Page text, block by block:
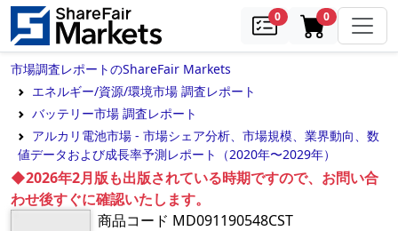
0samples0in cart
市場調査レポートのShareFair Markets
エネルギー/資源/環境市場 調査レポート
バッテリー市場 調査レポート
アルカリ電池市場 - 市場シェア分析、市場規模、業界動向、数
値データおよび成長率予測レポート（2020年〜2029年）
◆2026年2月版も出版されている時期ですので、お問い合
わせ後すぐに確認いたします。
商品コード MD091190548CST